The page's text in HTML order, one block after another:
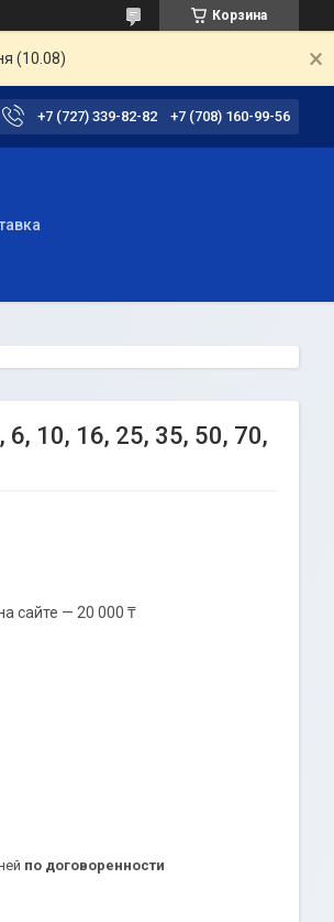
Корзина
(10.08)
+7 (727) 339-82-82 +7 (708) 160-99-56
10, 16, 25, 35, 50, 70,
сайте — 20 000 ₸
по договоренности